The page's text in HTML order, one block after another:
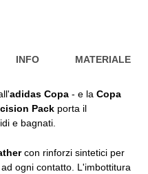
INFO MATERIALE
adidas Copa - e la Copa
Pack porta il
e bagnati.
con rinforzi sintetici per
ogni contatto. L'imbottitura